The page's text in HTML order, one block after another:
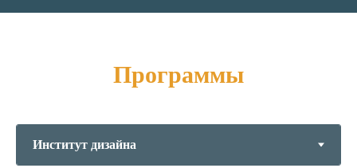
Программы